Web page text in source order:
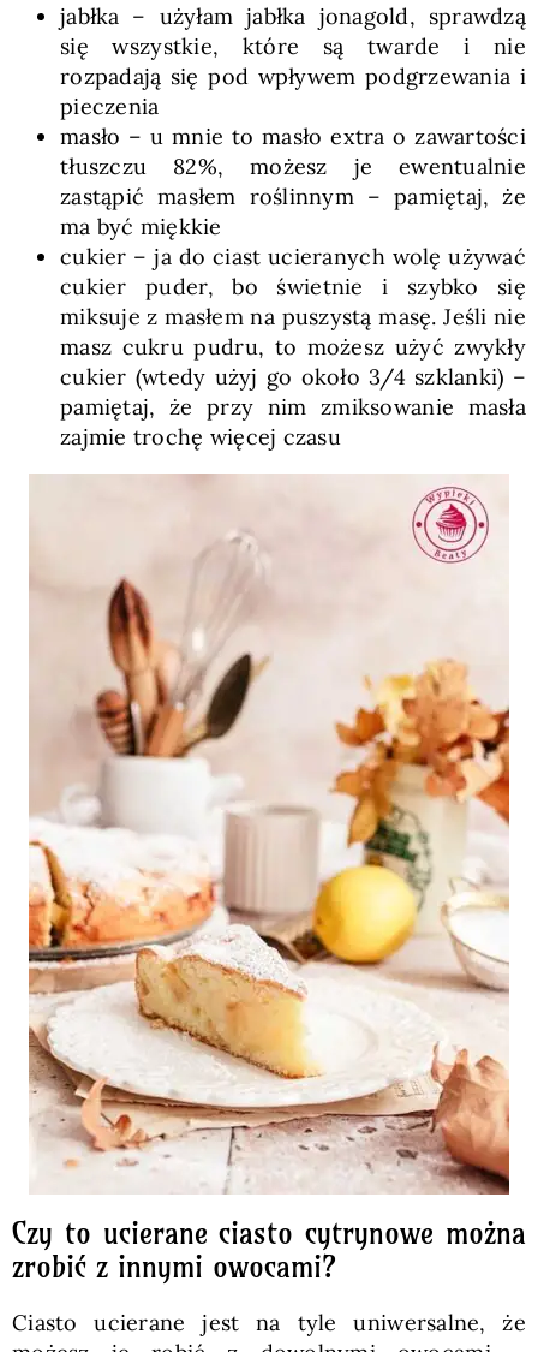
jabłka – użyłam jabłka jonagold, sprawdzą
się wszystkie, które są twarde i nie
rozpadają się pod wpływem podgrzewania i
pieczenia
masło – u mnie to masło extra o zawartości
tłuszczu 82%, możesz je ewentualnie
zastąpić masłem roślinnym – pamiętaj, że
ma być miękkie
cukier – ja do ciast ucieranych wolę używać
cukier puder, bo świetnie i szybko się
miksuje z masłem na puszystą masę. Jeśli nie
masz cukru pudru, to możesz użyć zwykły
cukier (wtedy użyj go około 3/4 szklanki) –
pamiętaj, że przy nim zmiksowanie masła
zajmie trochę więcej czasu
Czy to ucierane ciasto cytrynowe można
zrobić z innymi owocami?
Ciasto ucierane jest na tyle uniwersalne, że